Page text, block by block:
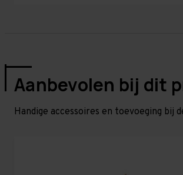
Aanbevolen bij dit
Handige accessoires en toevoeging